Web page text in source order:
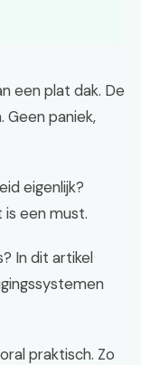
een plat dak. De
Geen paniek,
eigenlijk?
is een must.
In dit artikel
praktisch. Zo